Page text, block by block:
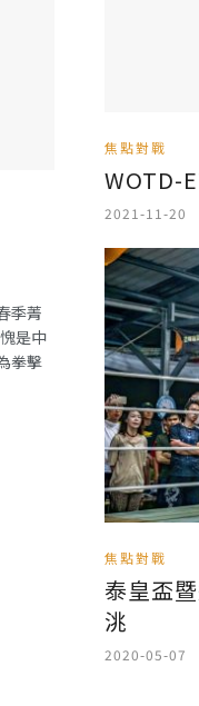
季菁
是中
拳擊
焦點對戰
WOTD-
2021-11-20
焦點對戰
泰皇盃
洮
2020-05-07